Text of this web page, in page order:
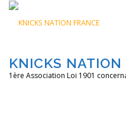
Aller
contenu
KNICKS NATION
1ère Association Loi 1901